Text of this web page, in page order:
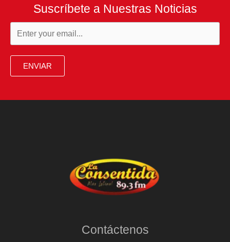
Suscríbete a Nuestras Noticias
ENVIAR
Contáctenos